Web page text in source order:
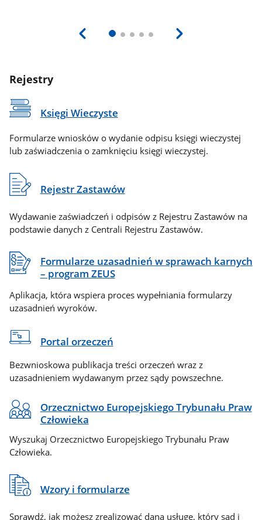
Rejestry
Księgi Wieczyste
Formularze wniosków o wydanie odpisu księgi wieczystej
lub zaświadczenia o zamknięciu księgi wieczystej.
Rejestr Zastawów
Wydawanie zaświadczeń i odpisów z Rejestru Zastawów na
podstawie danych z Centrali Rejestru Zastawów.
Formularze uzasadnień w sprawach karnych
– program ZEUS
Aplikacja, która wspiera proces wypełniania formularzy
uzasadnień wyroków.
Portal orzeczeń
Bezwnioskowa publikacja treści orzeczeń wraz z
uzasadnieniem wydawanym przez sądy powszechne.
Orzecznictwo Europejskiego Trybunału Praw
Człowieka
Wyszukaj Orzecznictwo Europejskiego Trybunału Praw
Człowieka.
Wzory i formularze
Sprawdź, jak możesz zrealizować daną usługę, który sąd i